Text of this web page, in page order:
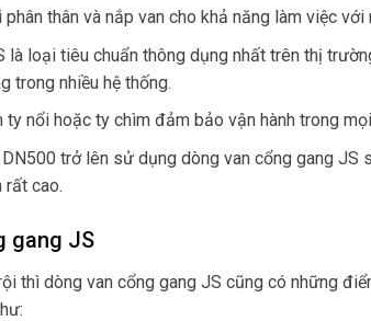
thân và nắp van cho khả năng làm việc
là loại tiêu chuẩn thông dụng nhất trên thị
trong nhiều hệ thống.
ty nổi hoặc ty chìm đảm bảo vận hành trong
trở lên sử dụng dòng van cổng gang JS
rất cao.
gang JS
thì dòng van cổng gang JS cũng có những